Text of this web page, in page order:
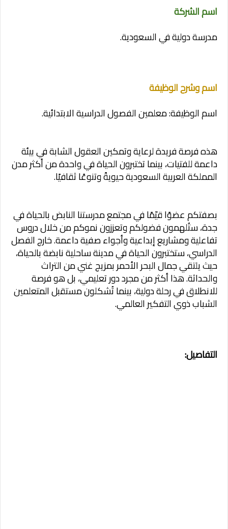
اسم الشركة
مدرسة دولية في السعودية.
اسم وشرح الوظيفة
اسم الوظيفة: معلمين الفصول الدراسية الابتدائية.
هذه فرصة فريدة لرعاية وتمكين العقول الشابة في بيئة
داعمة للفتيات، بينما تختبرون الحياة في واحدة من أكثر مدن
المملكة العربية السعودية حيويةً وتنوعًا ثقافيًا.
بصفتكم عضوًا قيّمًا في مجتمع مدرستنا النابض بالحياة في
جدة، ستُلهمون فضولكم وتعززون نموكم من خلال دروس
تفاعلية ومشاريع إبداعية وأجواء صفية داعمة. خارج الفصل
الدراسي، ستختبرون الحياة في مدينة ساحلية نابضة بالحياة،
حيث يلتقي جمال البحر الأحمر بمزيج غني من التراث
والحداثة. هذا أكثر من مجرد دور تعليمي، بل هو فرصة
للانطلاق في رحلة دولية، بينما تُشكلون مستقبل المتعلمين
الشباب ذوي التفكير العالمي.
التفاصيل: